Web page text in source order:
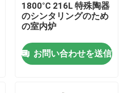
1800°C 216L 特殊陶器
のシンタリングのため
の室内炉
お問い合わせを送信